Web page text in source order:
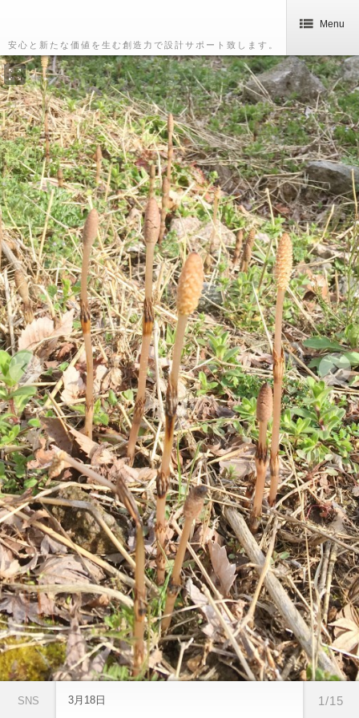
安心と新たな価値を生む創造力で設計サポート致します。
Menu
SNS 1/15
3月18日